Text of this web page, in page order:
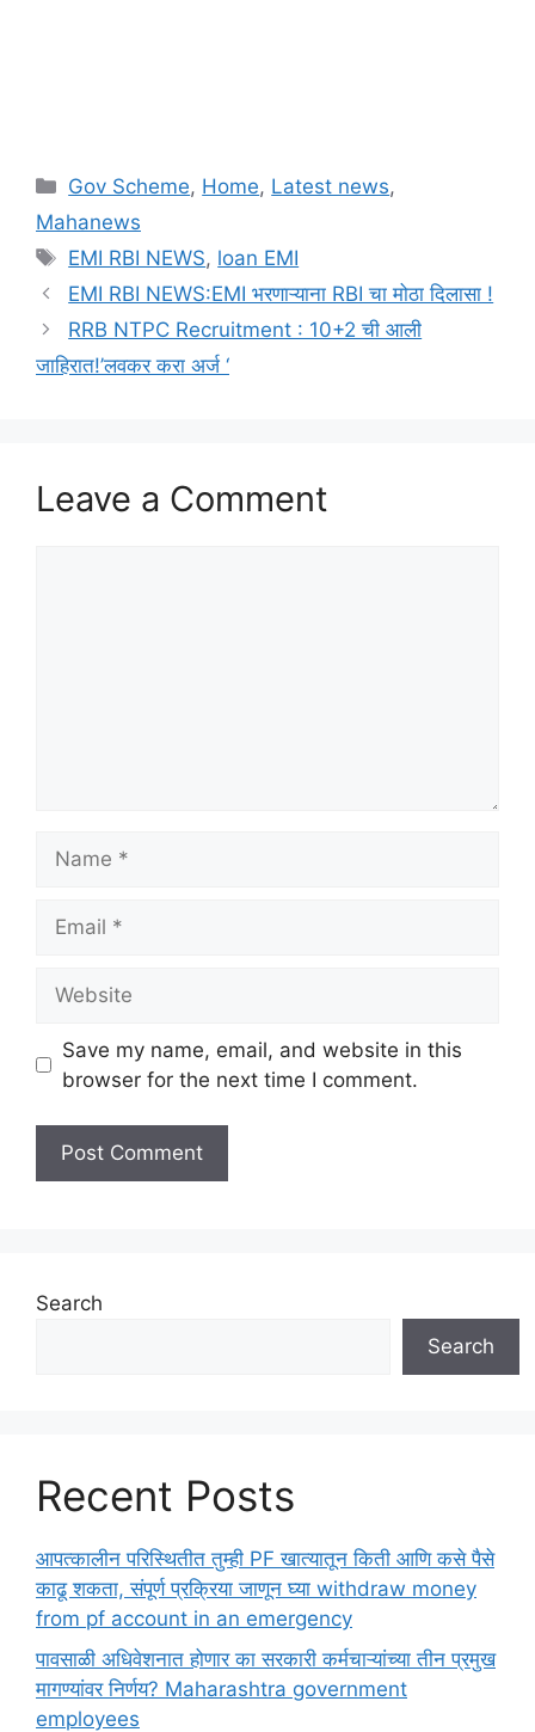
Categories
Gov Scheme, Home, Latest news,
Mahanews
Tags
EMI RBI NEWS, loan EMI
EMI RBI NEWS:EMI भरणाऱ्याना RBI चा मोठा दिलासा !
RRB NTPC Recruitment : 10+2 ची आली
जाहिरात!’लवकर करा अर्ज ‘
Leave a Comment
Save my name, email, and website in this
browser for the next time I comment.
Search
Search
Recent Posts
आपत्कालीन परिस्थितीत तुम्ही PF खात्यातून किती आणि कसे पैसे
काढू शकता, संपूर्ण प्रक्रिया जाणून घ्या withdraw money
from pf account in an emergency
पावसाळी अधिवेशनात होणार का सरकारी कर्मचाऱ्यांच्या तीन प्रमुख
मागण्यांवर निर्णय? Maharashtra government
employees